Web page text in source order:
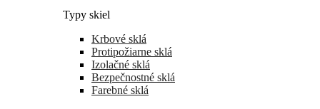
Typy skiel
Krbové sklá
Protipožiarne sklá
Izolačné sklá
Bezpečnostné sklá
Farebné sklá